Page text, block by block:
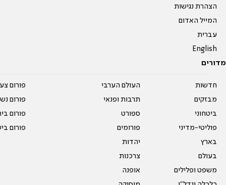
הצהרת נגישות
המייל האדום
עברית
English
מדורים
חדשות
מבזקים
ביטחוני
פוליטי-מדיני
בארץ
בעולם
משפט ופלילים
העולם הערבי
תרבות ופנאי
ספורט
פורומים
יהדות
צרכנות
אופנה
פורום
פורום
פורום
פורום